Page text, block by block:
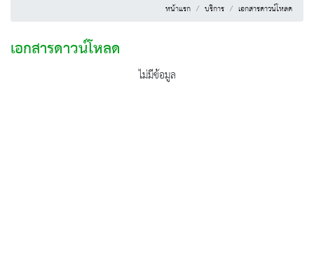
หน้าแรก บริการ เอกสารดาวน์โหลด
เอกสารดาวน์โหลด
ไม่มีข้อมูล